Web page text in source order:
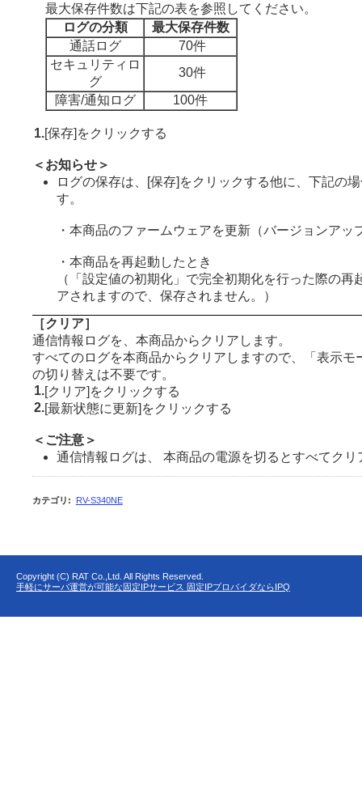
最大保存件数は下記の表を参照してください。
ログの分類
最大保存件数
通話ログ
70件
セキュリティロ
グ
30件
障害/通知ログ
100件
1. [保存]をクリックする
＜お知らせ＞
ログの保存は、[保存]をクリックする他に、下記の
す。
・本商品のファームウェアを更新（バージョンアッ
・本商品を再起動したとき
（「設定値の初期化」で完全初期化を行った際の再
アされますので、保存されません。）
［クリア］
通信情報ログを、本商品からクリアします。
すべてのログを本商品からクリアしますので、「表示モ
の切り替えは不要です。
1. [クリア]をクリックする
2. [最新状態に更新]をクリックする
＜ご注意＞
通信情報ログは、 本商品の電源を切るとすべてクリ
カテゴリ : RV-S340NE
Copyright (C) RAT Co.,Ltd. All Rights Reserved.
手軽にサーバ運営が可能な固定IPサービス 固定IPプロバイダならIPQ